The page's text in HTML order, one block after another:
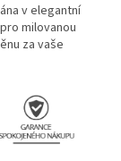
v elegantní
milovanou
za vaše